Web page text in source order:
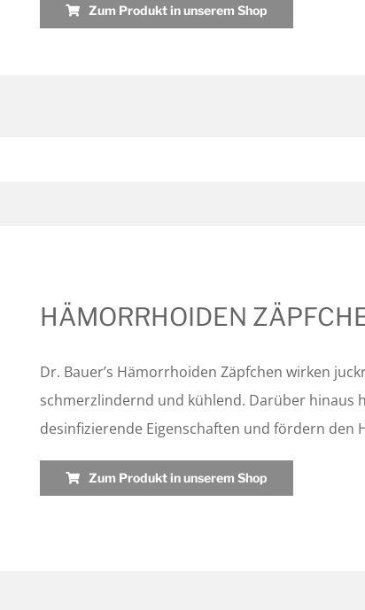
Zum Produkt in unserem Shop
HÄMORRHOIDEN
Dr. Bauer’s Hämorrhoiden Zäpfchen wirken
schmerzlindernd und kühlend. Darüber hinaus
desinfizierende Eigenschaften und fördern den
Zum Produkt in unserem Shop